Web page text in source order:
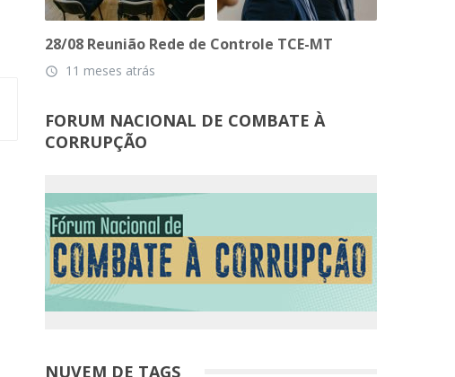
28/08 Reunião Rede de Controle TCE-MT
access_time 11 meses atrás
FORUM NACIONAL DE COMBATE À
CORRUPÇÃO
NUVEM DE TAGS